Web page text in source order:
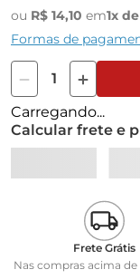
ou R$ 14,10 em1x de
Formas de
Carregando...
Calcular frete e
Frete Grátis
Nas compras acima de